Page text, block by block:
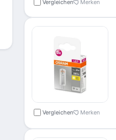
Vergleichen Merken
Vergleichen Merken